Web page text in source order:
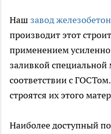
Наш завод
производит этот
применением
заливкой специальной
соответствии с
строятся их этого
Наиболее доступный